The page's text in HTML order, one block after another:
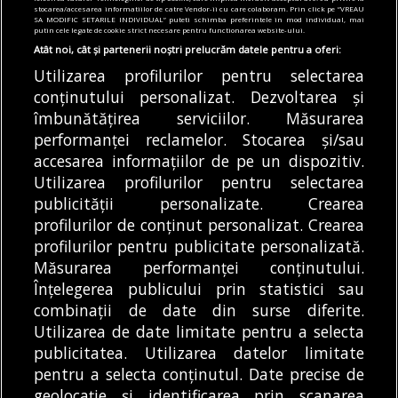
aer de la două cazane ale
CTZ Casa Presei
Compania Municipală
Termoenergetica
București a lansat o
licitație publică pentru
realizarea unui...
DENIZ GARGULI 05/08/2026
decupla total de la rețea
Palatul Parlamentului, am
face o economie destul
de mare
Bucureștiul este parțial
independent energetic
ziua, când în Capitală
și în Ilfov...
ALEXANDRU STAN
MODIFICĂ SETĂRILE COOKIES
© Copyright 2025 - Buletin de București.
Găzduit dePresslabs.com. Powered by TRS Design.
Despre
Noi
Media
Kit
Politică De
Confidențialitate
Cookie
Policy (EU)
Cookie
Policy
stocarea/accesarea informatiilor de catre Vendor-ii cu care colaboram. Prin click pe “VREAU
SA MODIFIC SETARILE INDIVIDUAL” puteti schimba preferintele in mod individual, mai
putin cele legate de cookie strict necesare pentru functionarea website-ului.
Atât noi, cât și partenerii noștri prelucrăm datele pentru a oferi:
Utilizarea profilurilor pentru selectarea
conținutului personalizat. Dezvoltarea și
îmbunătățirea serviciilor. Măsurarea
performanței reclamelor. Stocarea și/sau
accesarea informațiilor de pe un dispozitiv.
Utilizarea profilurilor pentru selectarea
publicității personalizate. Crearea
profilurilor de conținut personalizat. Crearea
profilurilor pentru publicitate personalizată.
Măsurarea performanței conținutului.
Înțelegerea publicului prin statistici sau
combinații de date din surse diferite.
Utilizarea de date limitate pentru a selecta
publicitatea. Utilizarea datelor limitate
pentru a selecta conținutul. Date precise de